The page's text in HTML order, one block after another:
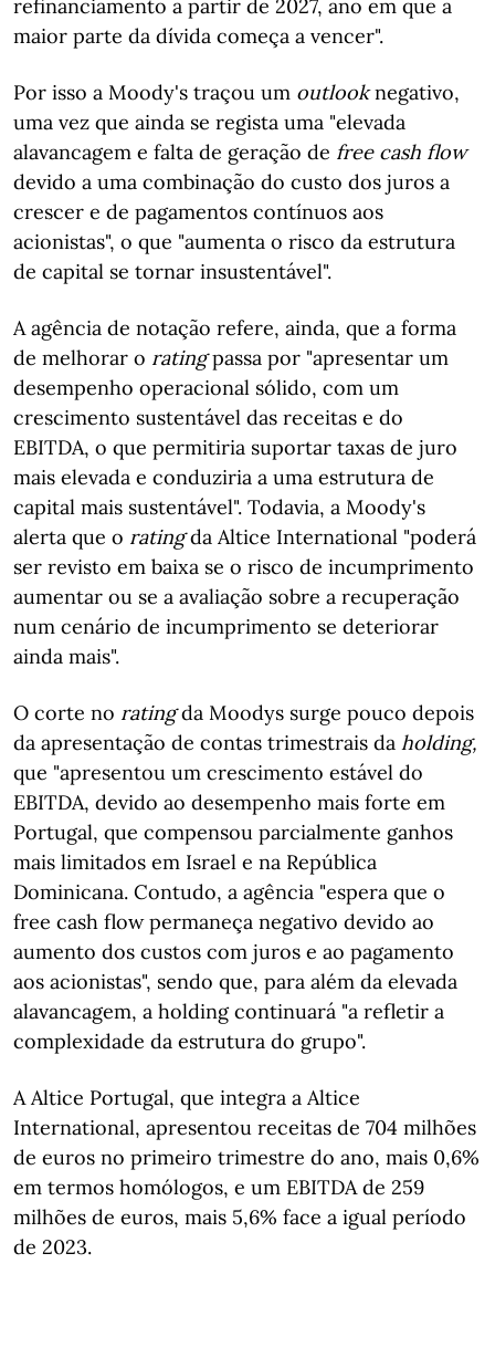
refinanciamento a partir de 2027, ano em que a
maior parte da dívida começa a vencer".
Por isso a Moody's traçou um outlooknegativo,
uma vez que ainda se regista uma "elevada
alavancagem e falta de geração de free cash flow
devido a uma combinação do custo dos juros a
crescer e de pagamentos contínuos aos
acionistas", o que "aumenta o risco da estrutura
de capital se tornar insustentável".
A agência de notação refere, ainda, que a forma
de melhorar o ratingpassa por "apresentar um
desempenho operacional sólido, com um
crescimento sustentável das receitas e do
EBITDA, o que permitiria suportar taxas de juro
mais elevada e conduziria a uma estrutura de
capital mais sustentável". Todavia, a Moody's
alerta que o ratingda Altice International "poderá
ser revisto em baixa se o risco de incumprimento
aumentar ou se a avaliação sobre a recuperação
num cenário de incumprimento se deteriorar
ainda mais".
O corte no ratingda Moodys surge pouco depois
da apresentação de contas trimestrais da holding,
que "apresentou um crescimento estável do
EBITDA, devido ao desempenho mais forte em
Portugal, que compensou parcialmente ganhos
mais limitados em Israel e na República
Dominicana. Contudo, a agência "espera que o
free cash flow permaneça negativo devido ao
aumento dos custos com juros e ao pagamento
aos acionistas", sendo que, para além da elevada
alavancagem, a holding continuará "a refletir a
complexidade da estrutura do grupo".
A Altice Portugal, que integra a Altice
International, apresentou receitas de 704 milhões
de euros no primeiro trimestre do ano, mais 0,6%
em termos homólogos, e um EBITDA de 259
milhões de euros, mais 5,6% face a igual período
de 2023.